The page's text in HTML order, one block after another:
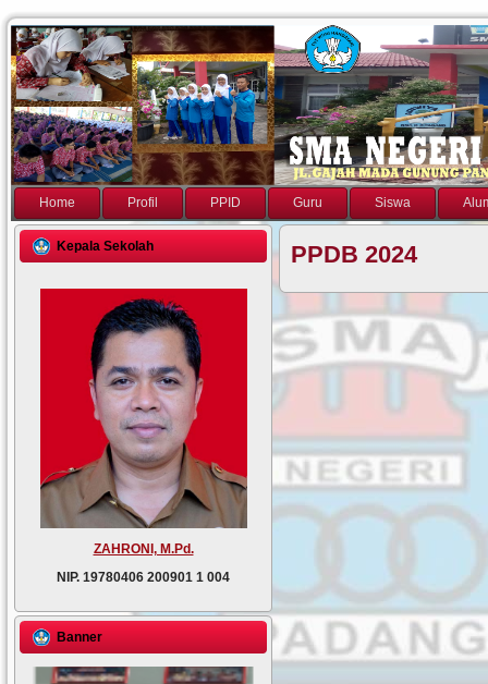
Home Profil PPID Guru Siswa
Kepala Sekolah
ZAHRONI, M.Pd.
NIP. 19780406 200901 1 004
Banner
PPDB 2024